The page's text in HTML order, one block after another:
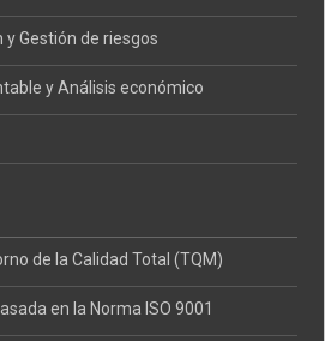
y Gestión de riesgos
y Análisis económico
de la Calidad Total (TQM)
en la Norma ISO 9001